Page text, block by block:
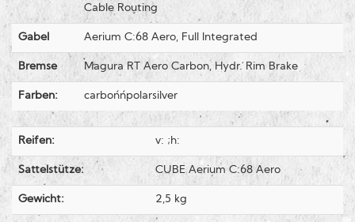
Cable Routing
Gabel Aerium C:68 Aero, Full Integrated
Bremse Magura RT Aero Carbon, Hydr. Rim Brake
Farben: carbon´n´polarsilver
Reifen: v: ;h:
Sattelstütze: CUBE Aerium C:68 Aero
Gewicht: 2,5 kg